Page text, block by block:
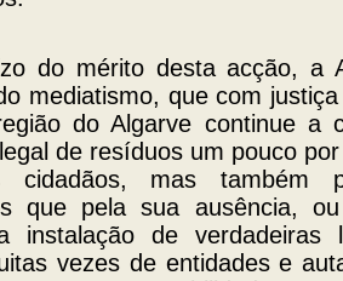
do mérito desta acção, a
mediatismo, que com
do Algarve continue a
de resíduos um pouco
cidadãos, mas também
que pela sua ausência,
instalação de verdadeiras
vezes de entidades e